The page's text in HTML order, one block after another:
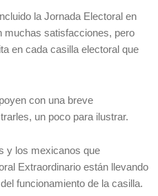
la Jornada Electoral en
muchas satisfacciones, pero
en cada casilla electoral que
con una breve
un poco para ilustrar.
y los mexicanos que
Extraordinario están llevando
funcionamiento de la casilla.